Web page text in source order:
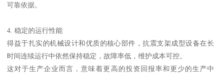
可靠依据。
4. 稳定的运行性能
得益于扎实的机械设计和优质的核心部件，抗震支架成型设备在长
时间连续运行中依然保持稳定，故障率低，维护成本可控。
这对于生产企业而言，意味着更高的投资回报率和更少的生产中